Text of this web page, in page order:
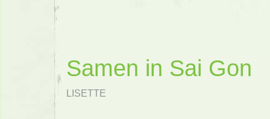
Samen in Sai Gon
LISETTE